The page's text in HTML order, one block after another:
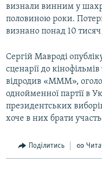
визнали винним у
половиною роки.
визнано понад 10 тисяч
Сергій Мавроді
сценарії до
відродив «МММ»,
однойменної партії в
президентських
хоче в них брати
Поділитись